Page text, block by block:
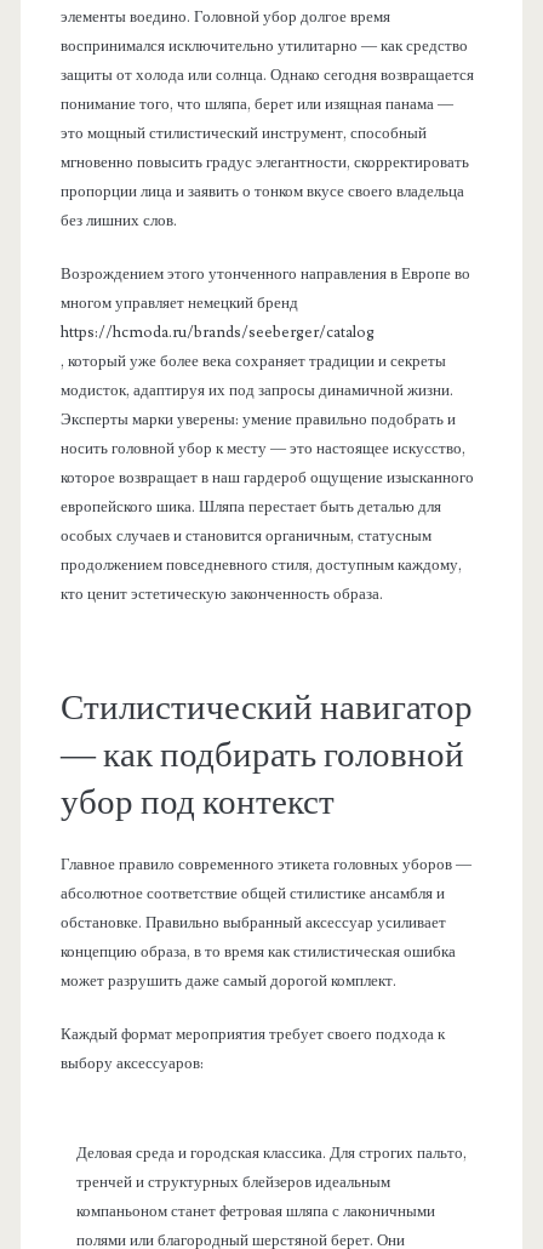
элементы воедино. Головной убор долгое время
воспринимался исключительно утилитарно — как средство
защиты от холода или солнца. Однако сегодня возвращается
понимание того, что шляпа, берет или изящная панама —
это мощный стилистический инструмент, способный
мгновенно повысить градус элегантности, скорректировать
пропорции лица и заявить о тонком вкусе своего владельца
без лишних слов.
Возрождением этого утонченного направления в Европе во
многом управляет немецкий бренд
https://hcmoda.ru/brands/seeberger/catalog
, который уже более века сохраняет традиции и секреты
модисток, адаптируя их под запросы динамичной жизни.
Эксперты марки уверены: умение правильно подобрать и
носить головной убор к месту — это настоящее искусство,
которое возвращает в наш гардероб ощущение изысканного
европейского шика. Шляпа перестает быть деталью для
особых случаев и становится органичным, статусным
продолжением повседневного стиля, доступным каждому,
кто ценит эстетическую законченность образа.
Стилистический навигатор
— как подбирать головной
убор под контекст
Главное правило современного этикета головных уборов —
абсолютное соответствие общей стилистике ансамбля и
обстановке. Правильно выбранный аксессуар усиливает
концепцию образа, в то время как стилистическая ошибка
может разрушить даже самый дорогой комплект.
Каждый формат мероприятия требует своего подхода к
выбору аксессуаров:
Деловая среда и городская классика. Для строгих пальто,
тренчей и структурных блейзеров идеальным
компаньоном станет фетровая шляпа с лаконичными
полями или благородный шерстяной берет. Они